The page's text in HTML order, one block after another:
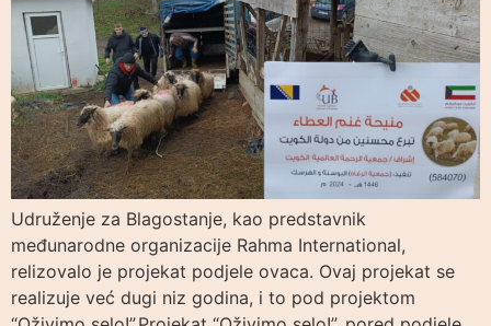
Udruženje za Blagostanje, kao predstavnik
međunarodne organizacije Rahma International,
relizovalo je projekat podjele ovaca. Ovaj projekat se
realizuje već dugi niz godina, i to pod projektom